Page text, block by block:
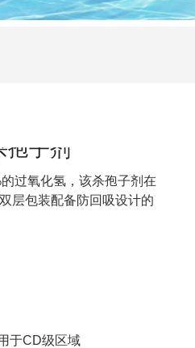
孢子剂
的过氧化氢，该杀孢子剂在
层包装配备防回吸设计的
于CD级区域